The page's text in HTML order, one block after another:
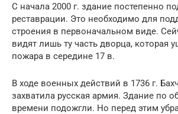
С начала 2000 г. здание постепенно
реставрации. Это необходимо для
строения в первоначальном виде.
видят лишь ту часть дворца, которая
пожара в середине 17 в.
В ходе военных действий в 1736 г.
захватила русская армия. Здание по
времени подожгли. Но перед этим